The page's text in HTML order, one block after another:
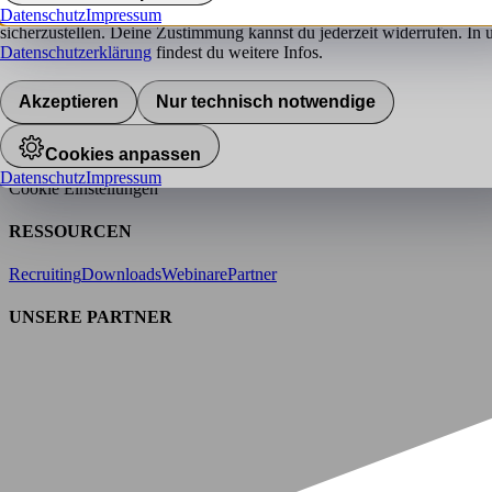
hokify verwendet Cookies, um das bestmögliche Nutzererlebnis für dich
sicherzustellen. Deine Zustimmung kannst du jederzeit widerrufen. In
Datenschutzerklärung findest du weitere Infos.
Akzeptieren Nur technisch notwendige
Cookies anpassen
DatenschutzImpressum
DatenschutzImpressum
ÜBER HOKIFY
PresseKarriereTeamWerteGeschichte
RECHTLICHES
AGBDatenschutzBarrierefreiheitserklärung
Cookie Einstellungen
RESSOURCEN
RecruitingDownloadsWebinarePartner
UNSERE PARTNER